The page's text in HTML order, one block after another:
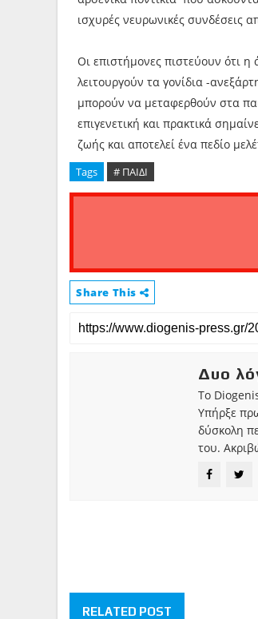
ισχυρές νευρωνικές συνδέσεις
Οι επιστήμονες πιστεύουν ότι
λειτουργούν τα γονίδια -
μπορούν να μεταφερθούν στα
επιγενετική και πρακτικά
ζωής και αποτελεί ένα πεδίο
Tags # ΠΑΙΔΙ
Share This
Δυο
Το
Υπήρξε
δύσκολη
του.
RELATED POST